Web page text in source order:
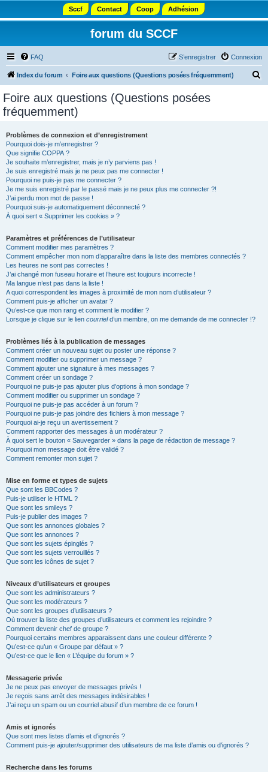
Sccf Contact Coop Adhésion
forum du SCCF
FAQ Connexion
S’enregistrer
Index du forum Foire aux questions (Questions posées fréquemment)
Foire aux questions (Questions posées
fréquemment)
Problèmes de connexion et d’enregistrement
Pourquoi dois-je m’enregistrer ?
Que signifie COPPA ?
Je souhaite m’enregistrer, mais je n’y parviens pas !
Je suis enregistré mais je ne peux pas me connecter !
Pourquoi ne puis-je pas me connecter ?
Je me suis enregistré par le passé mais je ne peux plus me connecter ?!
J’ai perdu mon mot de passe !
Pourquoi suis-je automatiquement déconnecté ?
À quoi sert « Supprimer les cookies » ?
Paramètres et préférences de l’utilisateur
Comment modifier mes paramètres ?
Comment empêcher mon nom d’apparaître dans la liste des membres connectés ?
Les heures ne sont pas correctes !
J’ai changé mon fuseau horaire et l’heure est toujours incorrecte !
Ma langue n’est pas dans la liste !
A quoi correspondent les images à proximité de mon nom d’utilisateur ?
Comment puis-je afficher un avatar ?
Qu’est-ce que mon rang et comment le modifier ?
Lorsque je clique sur le lien courrield’un membre, on me demande de me connecter !?
Problèmes liés à la publication de messages
Comment créer un nouveau sujet ou poster une réponse ?
Comment modifier ou supprimer un message ?
Comment ajouter une signature à mes messages ?
Comment créer un sondage ?
Pourquoi ne puis-je pas ajouter plus d’options à mon sondage ?
Comment modifier ou supprimer un sondage ?
Pourquoi ne puis-je pas accéder à un forum ?
Pourquoi ne puis-je pas joindre des fichiers à mon message ?
Pourquoi ai-je reçu un avertissement ?
Comment rapporter des messages à un modérateur ?
À quoi sert le bouton « Sauvegarder » dans la page de rédaction de message ?
Pourquoi mon message doit être validé ?
Comment remonter mon sujet ?
Mise en forme et types de sujets
Que sont les BBCodes ?
Puis-je utiliser le HTML ?
Que sont les smileys ?
Puis-je publier des images ?
Que sont les annonces globales ?
Que sont les annonces ?
Que sont les sujets épinglés ?
Que sont les sujets verrouillés ?
Que sont les icônes de sujet ?
Niveaux d’utilisateurs et groupes
Que sont les administrateurs ?
Que sont les modérateurs ?
Que sont les groupes d’utilisateurs ?
Où trouver la liste des groupes d’utilisateurs et comment les rejoindre ?
Comment devenir chef de groupe ?
Pourquoi certains membres apparaissent dans une couleur différente ?
Qu’est-ce qu’un « Groupe par défaut » ?
Qu’est-ce que le lien « L’équipe du forum » ?
Messagerie privée
Je ne peux pas envoyer de messages privés !
Je reçois sans arrêt des messages indésirables !
J’ai reçu un spam ou un courriel abusif d’un membre de ce forum !
Amis et ignorés
Que sont mes listes d’amis et d’ignorés ?
Comment puis-je ajouter/supprimer des utilisateurs de ma liste d’amis ou d’ignorés ?
Recherche dans les forums